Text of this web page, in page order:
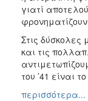
γιατί
Στις
και τις
του ’41 είναι
περισσότερα...